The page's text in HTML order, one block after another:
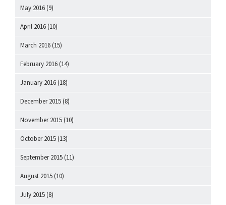
May 2016 (9)
April 2016 (10)
March 2016 (15)
February 2016 (14)
January 2016 (18)
December 2015 (8)
November 2015 (10)
October 2015 (13)
September 2015 (11)
August 2015 (10)
July 2015 (8)